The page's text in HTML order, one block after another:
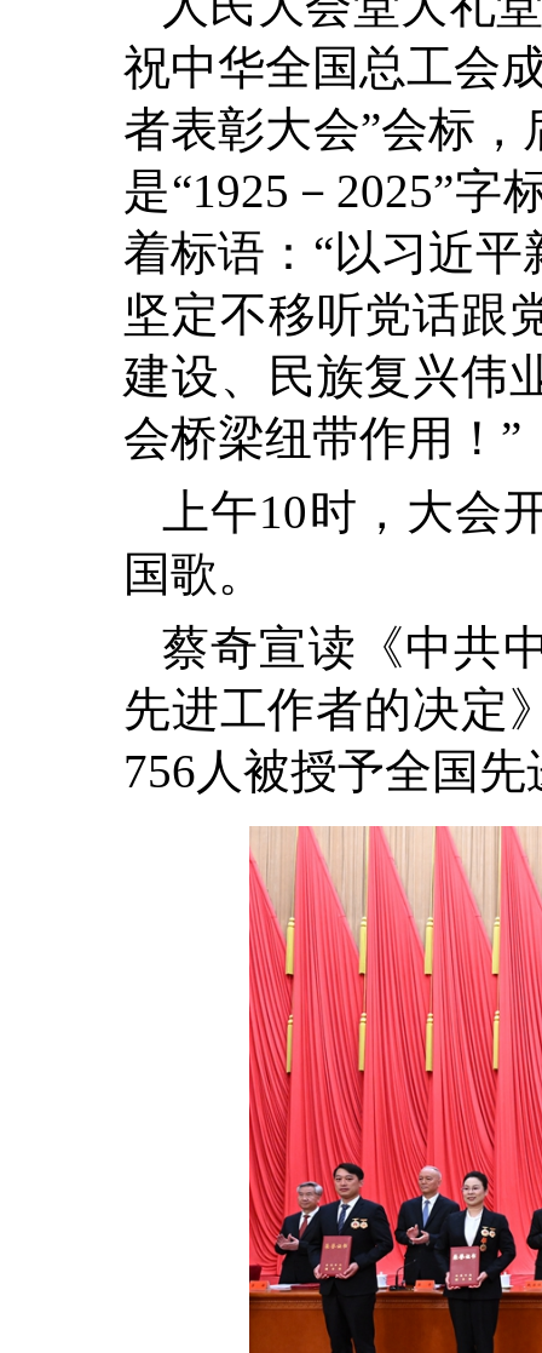
祝中华全国总工会
者表彰大会”会标
是“1925－2025”
着标语：“以习近
坚定不移听党话跟
建设、民族复兴伟
会桥梁纽带作用！”
上午10时，大会
国歌。
蔡奇宣读《中共
先进工作者的决定
756人被授予全国